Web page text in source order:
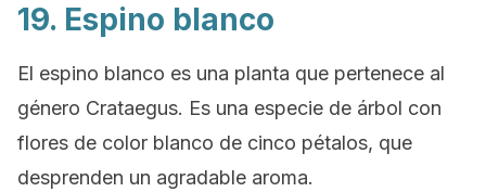
19. Espino blanco
El espino blanco es una planta que pertenece al
género Crataegus. Es una especie de árbol con
flores de color blanco de cinco pétalos, que
desprenden un agradable aroma.